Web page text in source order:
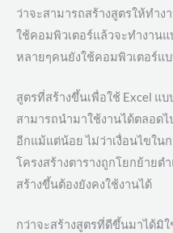
ว่าจะสามารถสร้างสูตรให้ทำง
ใช้คอมพิวเตอร์แล้วจะทำงาน
หลายๆคนยังใช้คอมพิวเตอร์แ
สูตรที่สร้างขึ้นเพื่อใช้ Excel แ
สามารถนำมาใช้งานได้ตลอด
อีกแม้แต่น้อย ไม่ว่าเงื่อนไขใน
โครงสร้างตารางถูกโยกย้ายต
สร้างขึ้นต้องยังคงใช้งานได้
กว่าจะสร้างสูตรที่ดีขึ้นมาได้มิ